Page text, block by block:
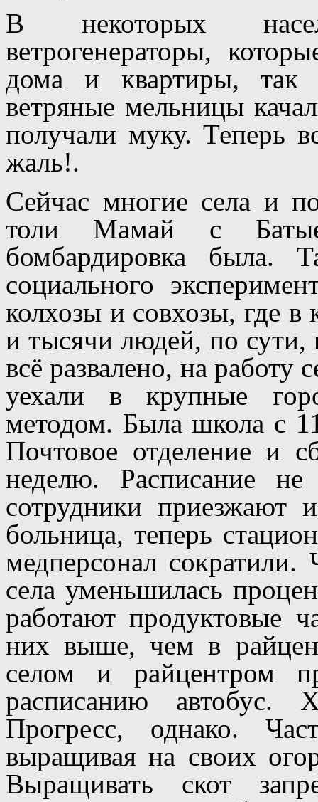
В некоторых
ветрогенераторы,
дома и квартиры,
ветряные мельницы
получали муку. Теперь
жаль!.
Сейчас многие села и
толи Мамай с
бомбардировка была.
социального
колхозы и совхозы, где
и тысячи людей, по сути,
всё развалено, на работу
уехали в крупные
методом. Была школа с
Почтовое отделение и
неделю. Расписание не
сотрудники приезжают
больница, теперь
медперсонал сократили.
села уменьшилась
работают продуктовые
них выше, чем в
селом и райцентром
расписанию
Прогресс, однако.
выращивая на своих
Выращивать скот